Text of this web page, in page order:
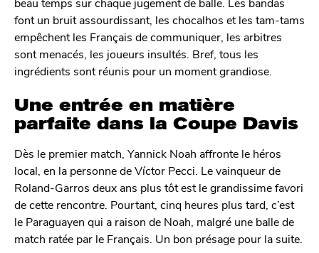
font un bruit assourdissant, les chocalhos et les tam-tams
empêchent les Français de communiquer, les arbitres
sont menacés, les joueurs insultés. Bref, tous les
ingrédients sont réunis pour un moment grandiose.
Une entrée en matière
parfaite dans la Coupe Davis
Dès le premier match, Yannick Noah affronte le héros
local, en la personne de Víctor Pecci. Le vainqueur de
Roland-Garros deux ans plus tôt est le grandissime favori
de cette rencontre. Pourtant, cinq heures plus tard, c’est
le Paraguayen qui a raison de Noah, malgré une balle de
match ratée par le Français. Un bon présage pour la suite.